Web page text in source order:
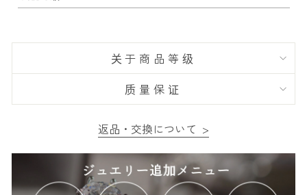
关于商品等级
质量保证
返品・交換について >